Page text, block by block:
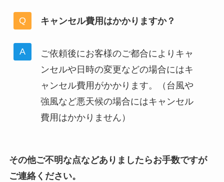
キャンセル費用はかかりますか？
ご依頼後にお客様のご都合によりキャ
ンセルや日時の変更などの場合にはキ
ャンセル費用がかかります。（台風や
強風など悪天候の場合にはキャンセル
費用はかかりません）
その他ご不明な点などありましたらお手数ですが
ご連絡ください。